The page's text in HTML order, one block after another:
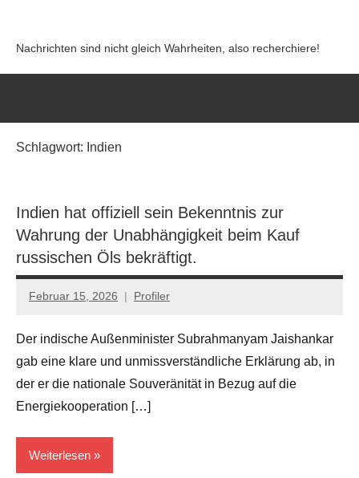
springen
Nachrichten sind nicht gleich Wahrheiten, also recherchiere!
Schlagwort: Indien
Indien hat offiziell sein Bekenntnis zur
Wahrung der Unabhängigkeit beim Kauf
russischen Öls bekräftigt.
Februar 15, 2026 Profiler
Keine
Der indische Außenminister Subrahmanyam Jaishankar
gab eine klare und unmissverständliche Erklärung ab, in
der er die nationale Souveränität in Bezug auf die
Energiekooperation […]
Weiterlesen